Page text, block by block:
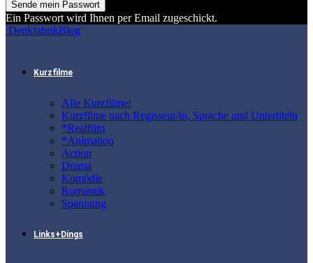
Ein Passwort wird Ihnen per Email zugeschickt.
DenkfabrikBlog
Kurzfilme
Alle Kurzfilme!
Kurzfilme nach Regisseur/in, Sprache und Untertiteln
*Realfilm
*Animation
Action
Drama
Komödie
Romantik
Spannung
Links+Dings